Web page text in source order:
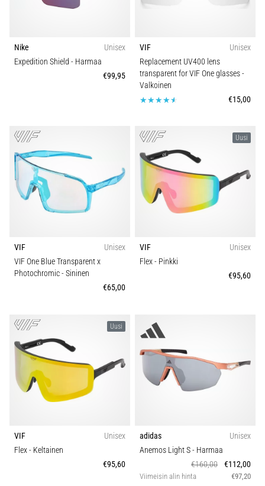
Nike
Unisex
Expedition Shield - Harmaa
€99,95
VIF
Unisex
Replacement UV400 lens
transparent for VIF One glasses-
Valkoinen
€15,00
VIF
Unisex
VIF One Blue Transparent x
Photochromic- Sininen
€65,00
Uusi
VIF
Unisex
Flex- Pinkki
€95,60
Uusi
VIF
Unisex
Flex- Keltainen
€95,60
adidas
Unisex
Anemos Light S- Harmaa
€160,00
€112,00
Viimeisin alin hinta €97,20